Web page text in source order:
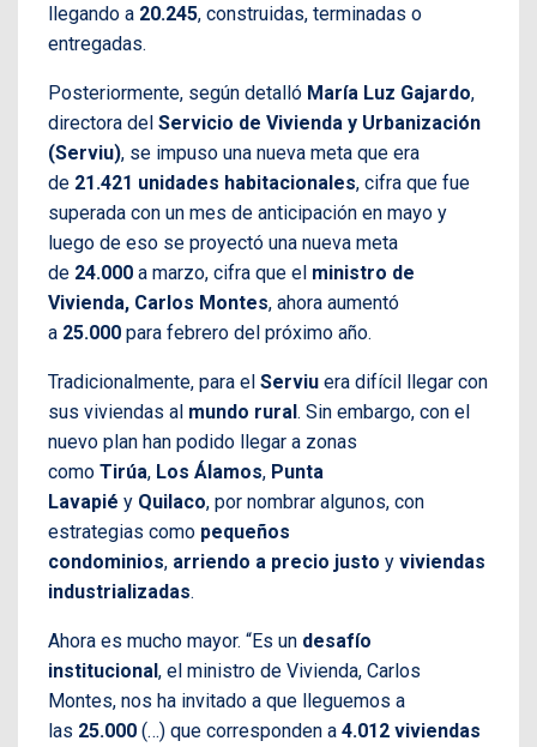
llegando a 20.245, construidas, terminadas o
entregadas.
Posteriormente, según detalló María Luz Gajardo,
directora del Servicio de Vivienda y Urbanización
(Serviu), se impuso una nueva meta que era
de 21.421 unidades habitacionales, cifra que fue
superada con un mes de anticipación en mayo y
luego de eso se proyectó una nueva meta
de 24.000 a marzo, cifra que el ministro de
Vivienda, Carlos Montes, ahora aumentó
a 25.000 para febrero del próximo año.
Tradicionalmente, para el Serviu era difícil llegar con
sus viviendas al mundo rural. Sin embargo, con el
nuevo plan han podido llegar a zonas
como Tirúa, Los Álamos, Punta
Lavapié y Quilaco, por nombrar algunos, con
estrategias como pequeños
condominios, arriendo a precio justo y viviendas
industrializadas.
Ahora es mucho mayor. “Es un desafío
institucional, el ministro de Vivienda, Carlos
Montes, nos ha invitado a que lleguemos a
las 25.000 (…) que corresponden a 4.012 viviendas